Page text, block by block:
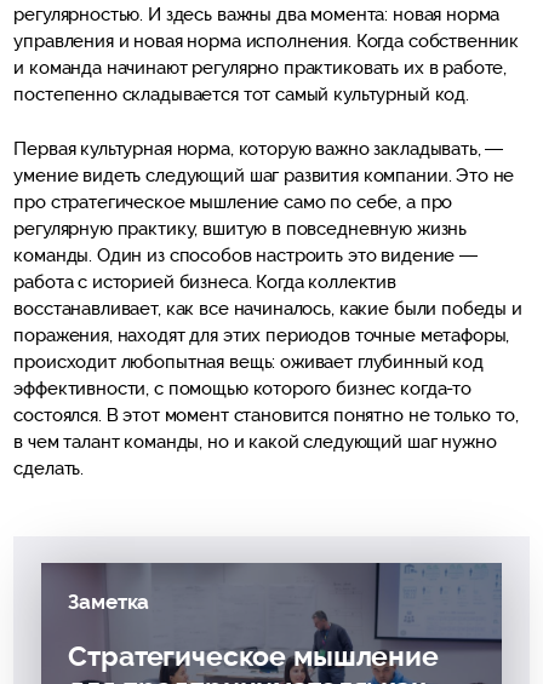
регулярностью. И здесь важны два момента: новая норма
управления и новая норма исполнения. Когда собственник
и команда начинают регулярно практиковать их в работе,
постепенно складывается тот самый культурный код.
Первая культурная норма, которую важно закладывать, —
умение видеть следующий шаг развития компании. Это не
про стратегическое мышление само по себе, а про
регулярную практику, вшитую в повседневную жизнь
команды. Один из способов настроить это видение —
работа с историей бизнеса. Когда коллектив
восстанавливает, как все начиналось, какие были победы и
поражения, находят для этих периодов точные метафоры,
происходит любопытная вещь: оживает глубинный код
эффективности, с помощью которого бизнес когда-то
состоялся. В этот момент становится понятно не только то,
в чем талант команды, но и какой следующий шаг нужно
сделать.
Заметка
Стратегическое мышление